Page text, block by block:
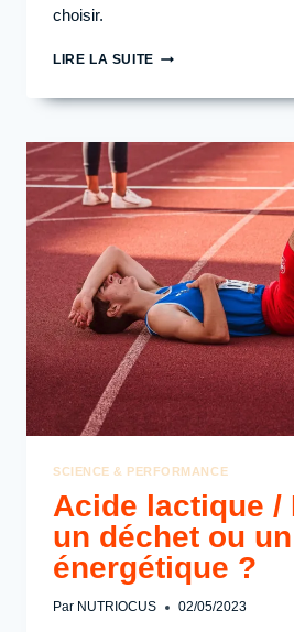
choisir.
LIRE LA SUITECOMMENT
MON
POUR
MA
COURSE
SCIENCE & PERFORMANCE
Acide lactique /
un déchet ou
énergétique ?
Par NUTRIOCUS 02/05/2023